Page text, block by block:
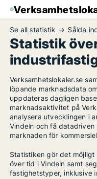
Se all statistik Sålda
Statistik
Verksamhetslokaler.se
löpande marknadsdata
uppdateras dagligen
marknadsaktivitet på
analysera utvecklingen i
Vindeln och få
marknaden för
Statistiken gör det
över tid i Vindeln samt
fastighetstyper, inklusive